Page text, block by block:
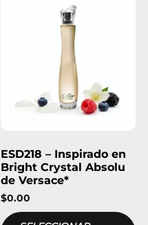
ESD218 – Inspirado en
Bright Crystal Absolu
de Versace*
$0.00